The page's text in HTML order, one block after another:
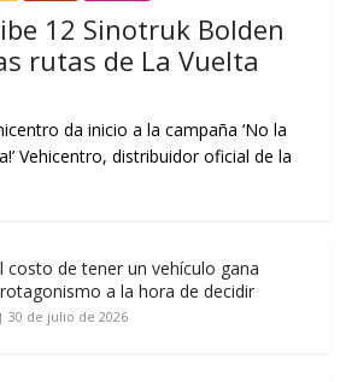
12 Sinotruk Bolden
rutas de La Vuelta
da inicio a la campaña ‘No la
Vehicentro, distribuidor oficial de la
costo de tener un vehículo gana
a la hora de decidir
30 de julio de 2026